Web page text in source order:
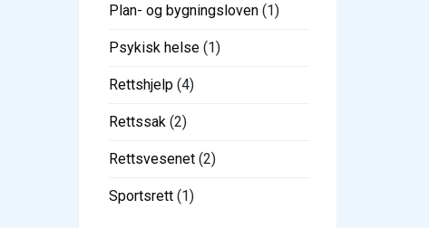
Plan- og bygningsloven (1)
Psykisk helse (1)
Rettshjelp (4)
Rettssak (2)
Rettsvesenet (2)
Sportsrett (1)